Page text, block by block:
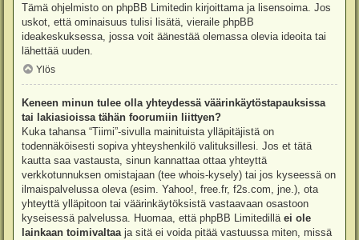
Tämä ohjelmisto on phpBB Limitedin kirjoittama ja lisensoima. Jos
uskot, että ominaisuus tulisi lisätä, vieraile phpBB
ideakeskuksessa , jossa voit äänestää olemassa olevia ideoita tai
lähettää uuden.
Ylös
Keneen minun tulee olla yhteydessä väärinkäytöstapauksissa
tai lakiasioissa tähän foorumiin liittyen?
Kuka tahansa “Tiimi”-sivulla mainituista ylläpitäjistä on
todennäköisesti sopiva yhteyshenkilö valituksillesi. Jos et tätä
kautta saa vastausta, sinun kannattaa ottaa yhteyttä
verkkotunnuksen omistajaan (tee whois-kysely) tai jos kyseessä on
ilmaispalvelussa oleva (esim. Yahoo!, free.fr, f2s.com, jne.), ota
yhteyttä ylläpitoon tai väärinkäytöksistä vastaavaan osastoon
kyseisessä palvelussa. Huomaa, että phpBB Limitedillä ei ole
lainkaan toimivaltaaja sitä ei voida pitää vastuussa miten, missä